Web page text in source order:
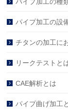
パイプ加工の設
チタンの加工に
リークテストと
CAE解析とは
パイプ曲げ加工